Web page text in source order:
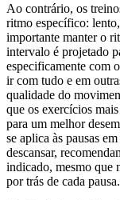
Ao contrário, os
ritmo específico:
importante manter o
intervalo é projetado
especificamente com
ir com tudo e em
qualidade do
que os exercícios
para um melhor
se aplica às pausas
descansar,
indicado, mesmo que
por trás de cada